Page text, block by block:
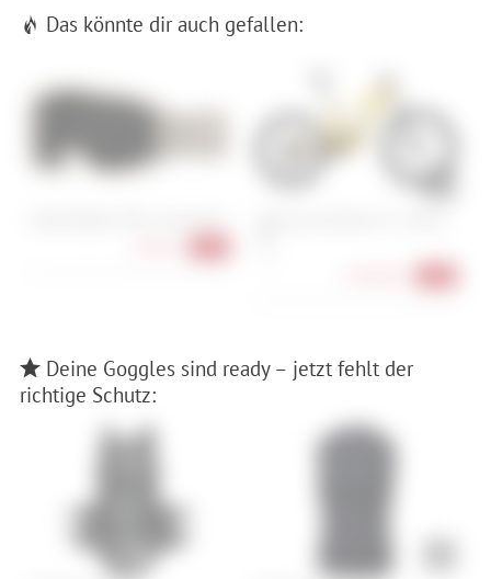
Das könnte dir auch gefallen:
Deine Goggles sind ready – jetzt fehlt der
richtige Schutz: